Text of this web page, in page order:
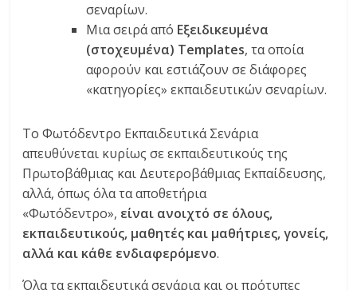
σεναρίων.
Μια σειρά από Εξειδικευμένα
(στοχευμένα) Templates, τα οποία
αφορούν και εστιάζουν σε διάφορες
«κατηγορίες» εκπαιδευτικών σεναρίων.
Το Φωτόδεντρο Εκπαιδευτικά Σενάρια
απευθύνεται κυρίως σε εκπαιδευτικούς της
Πρωτοβάθμιας και Δευτεροβάθμιας Εκπαίδευσης,
αλλά, όπως όλα τα αποθετήρια
«Φωτόδεντρο», είναι ανοιχτό σε όλους,
εκπαιδευτικούς, μαθητές και μαθήτριες, γονείς,
αλλά και κάθε ενδιαφερόμενο.
Όλα τα εκπαιδευτικά σενάρια και οι πρότυπες